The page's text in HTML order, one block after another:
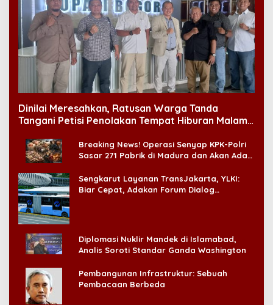
Dinilai Meresahkan, Ratusan Warga Tanda
Tangani Petisi Penolakan Tempat Hiburan Malam
Breaking News! Operasi Senyap KPK-Polri
Sasar 271 Pabrik di Madura dan Akan Ada
Sengkarut Layanan TransJakarta, YLKI:
Biar Cepat, Adakan Forum Dialog
Diplomasi Nuklir Mandek di Islamabad,
Analis Soroti Standar Ganda Washington
Pembangunan Infrastruktur: Sebuah
Pembacaan Berbeda